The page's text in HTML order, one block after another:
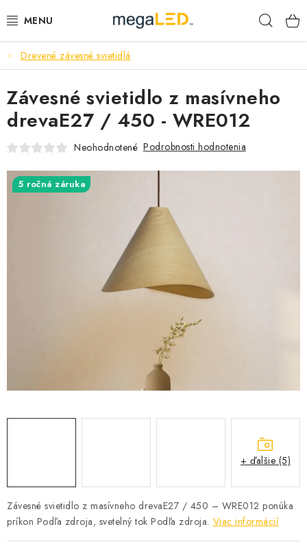
na
PRIEMYSEL
SVIETIDLÁ
ŽIAROVKY A TRUBICE
SAMSUNG SVIETIDLÁ
SEZÓNNE VÝPREDAJE POĽNOPOTREBY
OBCHODNÉ PODMIENKY
O NÁS - MEGALED & JANTON ZÁKAMENNÉ
Reklamácie a formulár na odstúpenie od zmluvy
Drevené závesné svietidlá
Závesné svietidlo z masívneho drevaE27 / 450 – WRE012 ponúka
príkon Podľa zdroja, svetelný tok Podľa zdroja. Viac informácií
Závesné svietidlo z masívneho
drevaE27 / 450 - WRE012
Neohodnotené Podrobnosti hodnotenia
5 ročná záruka
+ ďalšie (5)